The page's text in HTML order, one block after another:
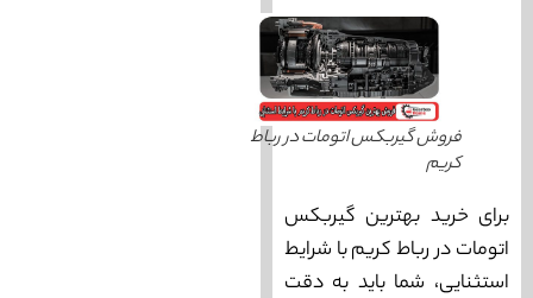
فروش گیربکس اتومات در رباط
کریم
برای خرید بهترین گیربکس
اتومات در رباط کریم با شرایط
استثنایی، شما باید به دقت